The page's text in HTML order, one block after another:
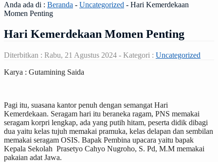
Anda ada di : Beranda - Uncategorized - Hari Kemerdekaan
Momen Penting
Hari Kemerdekaan Momen Penting
Diterbitkan : Rabu, 21 Agustus 2024 - Kategori : Uncategorized
Karya : Gutamining Saida
Pagi itu, suasana kantor penuh dengan semangat Hari
Kemerdekaan. Seragam hari itu beraneka ragam, PNS memakai
seragam korpri lengkap, ada yang putih hitam, peserta didik dibagi
dua yaitu kelas tujuh memakai pramuka, kelas delapan dan sembilan
memakai seragam OSIS. Bapak Pembina upacara yaitu bapak
Kepala Sekolah Prasetyo Cahyo Nugroho, S. Pd, M.M memakai
pakaian adat Jawa.